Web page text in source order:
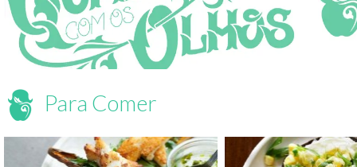
Para Comer